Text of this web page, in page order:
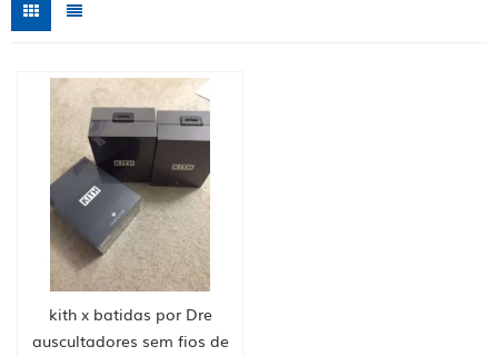
kith x batidas por Dre
auscultadores sem fios de